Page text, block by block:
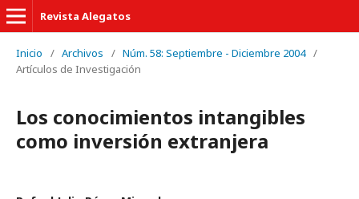
Revista Alegatos
Inicio / Archivos / Núm. 58: Septiembre - Diciembre 2004 /
Artículos de Investigación
Los conocimientos intangibles
como inversión extranjera